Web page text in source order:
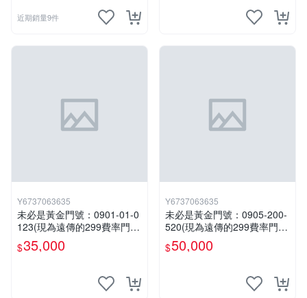
近期銷量9件
Y6737063635
未必是黃金門號：0901-01-0
123(現為遠傳的299費率門
號，屆時將以無約狀態過
戶)。
$35,000
Y6737063635
未必是黃金門號：0905-200-
520(現為遠傳的299費率門
號，屆時將以無約狀態過
戶)。
$50,000